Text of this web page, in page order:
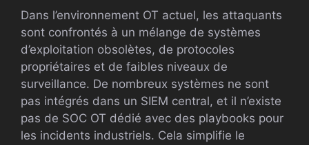
Dans l’environnement OT actuel, les attaquants
sont confrontés à un mélange de systèmes
d’exploitation obsolètes, de protocoles
propriétaires et de faibles niveaux de
surveillance. De nombreux systèmes ne sont
pas intégrés dans un SIEM central, et il n’existe
pas de SOC OT dédié avec des playbooks pour
les incidents industriels. Cela simplifie le